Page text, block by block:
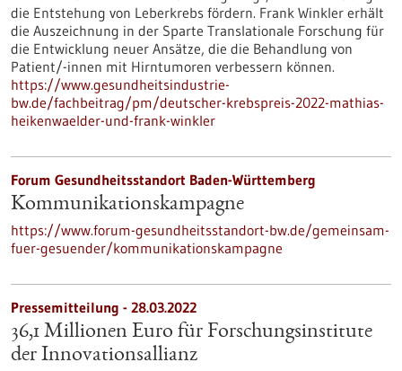
die Entstehung von Leberkrebs fördern. Frank Winkler erhält
die Auszeichnung in der Sparte Translationale Forschung für
die Entwicklung neuer Ansätze, die die Behandlung von
Patient/-innen mit Hirntumoren verbessern können.
https://www.gesundheitsindustrie-
bw.de/fachbeitrag/pm/deutscher-krebspreis-2022-mathias-
heikenwaelder-und-frank-winkler
Forum Gesundheitsstandort Baden-Württemberg
Kommunikationskampagne
https://www.forum-gesundheitsstandort-bw.de/gemeinsam-
fuer-gesuender/kommunikationskampagne
Pressemitteilung - 28.03.2022
36,1 Millionen Euro für Forschungsinstitute
der Innovationsallianz